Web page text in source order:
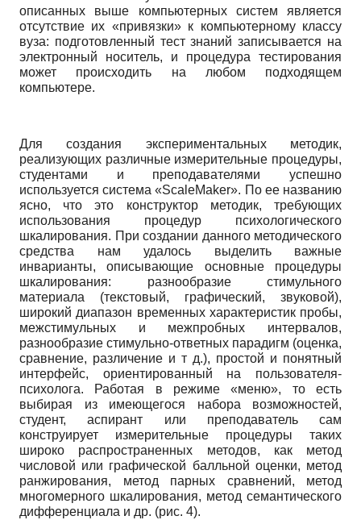
описанных выше компьютерных систем является
отсутствие их «привязки» к компьютерному классу
вуза: подготовленный тест знаний записывается на
электронный носитель, и процедура тестирования
может происходить на любом подходящем
компьютере.
Для создания экспериментальных методик,
реализующих различные измерительные процедуры,
студентами и преподавателями успешно
используется система «ScaleMaker». По ее названию
ясно, что это конструктор методик, требующих
использования процедур психологического
шкалирования. При создании данного методического
средства нам удалось выделить важные
инварианты, описывающие основные процедуры
шкалирования: разнообразие стимульного
материала (текстовый, графический, звуковой),
широкий диапазон временных характеристик пробы,
межстимульных и межпроб­ных интервалов,
разнообразие стимульно-ответных парадигм (оценка,
сравнение, различение и т д.), простой и понятный
интерфейс, ориентированный на пользователя-
психолога. Работая в режиме «меню», то есть
выбирая из имеющегося набора возможностей,
студент, аспирант или преподаватель сам
конструирует измерительные процедуры таких
широко распространенных методов, как метод
числовой или графической балльной оценки, метод
ранжирования, метод парных сравнений, метод
многомерного шкалирования, метод семантического
дифференциала и др. (рис. 4).